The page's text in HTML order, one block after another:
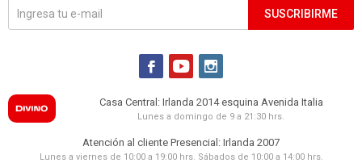
SUSCRIBIRME
  
Casa Central: Irlanda 2014 esquina Avenida Italia
Lunes a domingo de 9 a 21:30 hrs.
Atención al cliente Presencial: Irlanda 2007
Lunes a viernes de 10:00 a 19:00 hrs. Sábados de 10:00 a 14:00 hrs.